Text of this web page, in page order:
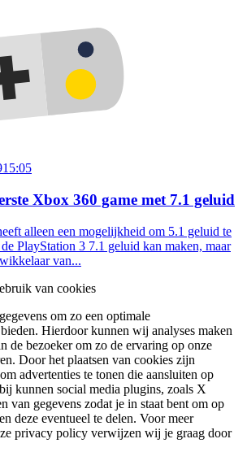
15:05
Xbox 360 game met 7.1 geluid
alleen een mogelijkheid om 5.1 geluid te
PlayStation 3 7.1 geluid kan maken, maar
van...
van cookies
om zo een optimale
Hierdoor kunnen wij analyses maken
de bezoeker om zo de ervaring op onze
Door het plaatsen van cookies zijn
advertenties te tonen die aansluiten op
kunnen social media plugins, zoals X
van gegevens zodat je in staat bent om op
deze eventueel te delen. Voor meer
privacy policy verwijzen wij je graag door